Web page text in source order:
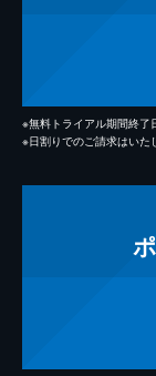
※無料トライアル期間終了
※日割りでのご請求はいた